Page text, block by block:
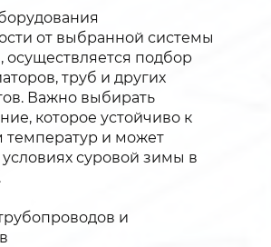
от выбранной системы
осуществляется подбор
труб и других
Важно выбирать
которое устойчиво к
температур и может
условиях суровой зимы в
и